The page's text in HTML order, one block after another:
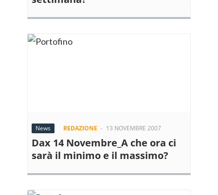
News REDAZIONE - 13 NOVEMBRE 2007
Dax 14 Novembre_A che ora ci
sarà il minimo e il massimo?